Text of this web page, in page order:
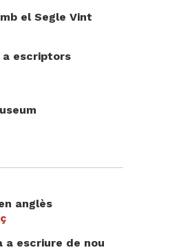
el Segle Vint
a escriptors
anglès
a escriure de nou